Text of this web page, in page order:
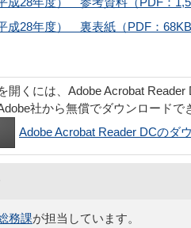
成28年度） 裏表紙（PDF：68KB
開くには、Adobe Acrobat Reader
社から無償でダウンロードで
Adobe Acrobat Reader DCのダ
務課が担当しています。